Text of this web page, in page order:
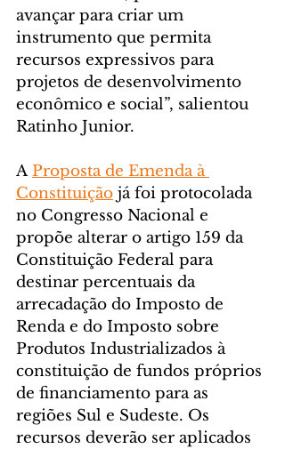
avançar para criar um
instrumento que permita
recursos expressivos para
projetos de desenvolvimento
econômico e social”, salientou
Ratinho Junior.
A Proposta de Emenda à
Constituição já foi protocolada
no Congresso Nacional e
propõe alterar o artigo 159 da
Constituição Federal para
destinar percentuais da
arrecadação do Imposto de
Renda e do Imposto sobre
Produtos Industrializados à
constituição de fundos próprios
de financiamento para as
regiões Sul e Sudeste. Os
recursos deverão ser aplicados